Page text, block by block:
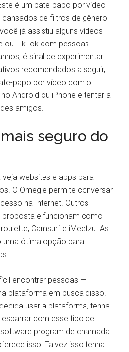
é um bate-papo por vídeo
de filtros de gênero
já assistiu alguns vídeos
ou TikTok com pessoas
é sinal de experimentar
recomendados a seguir,
papo por vídeo com o
Android ou iPhone e tentar a
amigos.
seguro do
veja websites e apps para
O Omegle permite conversar
na Internet. Outros
e funcionam como
Camsurf e iMeetzu. As
uma ótima opção para
encontrar pessoas —
plataforma em busca disso.
usar a plataforma, tenha
com esse tipo de
program de chamada
isso. Talvez isso tenha